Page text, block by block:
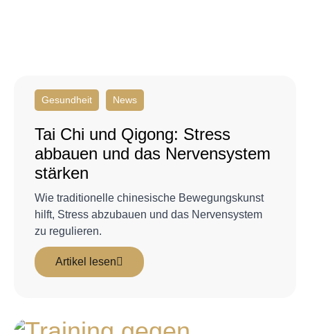
Gesundheit News
Tai Chi und Qigong: Stress
abbauen und das Nervensystem
stärken
Wie traditionelle chinesische Bewegungskunst
hilft, Stress abzubauen und das Nervensystem
zu regulieren.
Artikel lesen